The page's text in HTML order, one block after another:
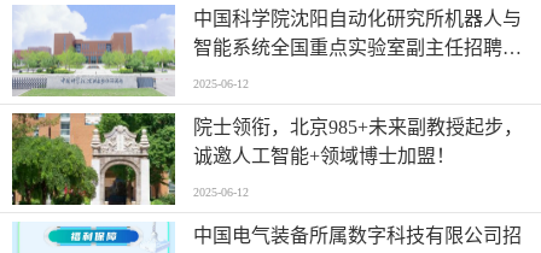
中国科学院沈阳自动化研究所机器人与
智能系统全国重点实验室副主任招聘启
事
2025-06-12
院士领衔，北京985+未来副教授起步，
诚邀人工智能+领域博士加盟！
2025-06-12
中国电气装备所属数字科技有限公司招